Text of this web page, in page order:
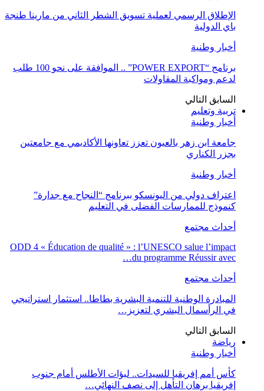
الإطلاق الرسمي لعملية تسويق الشطر الثاني من مارينا طنجة
باي الدولية
أخبار وطنية
برنامج “POWER EXPORT” .. الموافقة على نحو 100 طلب
لدعم ومواكبة المقاولات
السابق التالي
تربية وتعليم
أخبار وطنية
جامعة ابن زهر بالعيون تعزز تعاونها الأكاديمي مع جامعتين
بجزر الكناري
أخبار وطنية
اعتراف دولي من اليونسكو ببرنامج “النجاح مع جدارة”
كنموذج للممارسات الفضلى في التعليم
أحداث مجتمع
ODD 4 « Éducation de qualité » : l’UNESCO salue l’impact
du programme Réussir avec…
أحداث مجتمع
المبادرة الوطنية للتنمية البشرية بطاطا.. استثمار استراتيجي
في الرأسمال البشري لتعزيز…
السابق التالي
رياضة
أخبار وطنية
كأس أمم إفريقيا للسيدات.. لبؤات الأطلس أمام جنوب
إفريقيا برهان التأهل إلى نصف النهائي…